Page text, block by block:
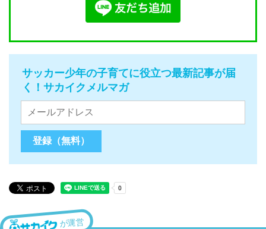
サッカー少年の子育てに役立つ最新記事が届
く！サカイクメルマガ
が運営